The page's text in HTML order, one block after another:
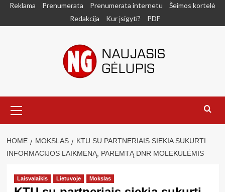
SkipReklama Prenumerata Prenumerata internetu
Šeimos kortelė
Redakcija
Kur įsigyti? PDF
Menu
HOME MOKSLAS
KTU SU PARTNERIAIS SIEKIA SUKURTI
INFORMACIJOS LAIKMENĄ, PAREMTĄ DNR MOLEKULĖMIS
Laisvalaikis Lietuvoje Mokslas